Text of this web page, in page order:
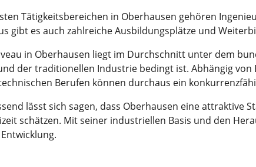
Tätigkeitsbereichen in Oberhausen gehören
gibt es auch zahlreiche Ausbildungsplätze und
in Oberhausen liegt im Durchschnitt unter dem
der traditionellen Industrie bedingt ist. Abhängig
Berufen können durchaus ein
lässt sich sagen, dass Oberhausen eine attraktive
schätzen. Mit seiner industriellen Basis und den